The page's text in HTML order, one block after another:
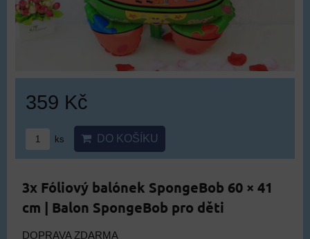
359 Kč
ks DO KOŠÍKU
3x Fóliový balónek SpongeBob 60 × 41
cm | Balon SpongeBob pro děti
DOPRAVA ZDARMA